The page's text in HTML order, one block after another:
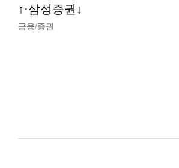
↑·삼성증권↓
금융/증권